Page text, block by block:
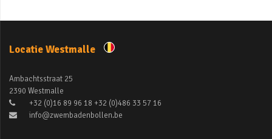
Locatie Westmalle
Ambachtsstraat 25
2390 Westmalle
+32 (0)16 89 96 18 +32 (0)486 33 57 16
info@zwembadenbollen.be